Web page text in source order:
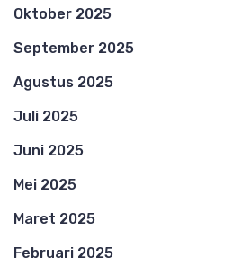
Oktober 2025
September 2025
Agustus 2025
Juli 2025
Juni 2025
Mei 2025
Maret 2025
Februari 2025